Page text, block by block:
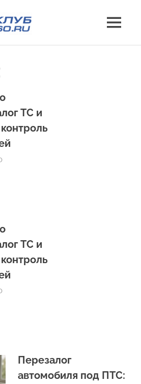
х60
МЕНЮ
ТС и
ТС и
Перезалог
автомобиля под ПТС: